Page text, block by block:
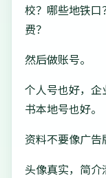
校？哪些地铁
费？
然后做账号。
个人号也好，
书本地号也好。
资料不要像广告
头像真实，简介